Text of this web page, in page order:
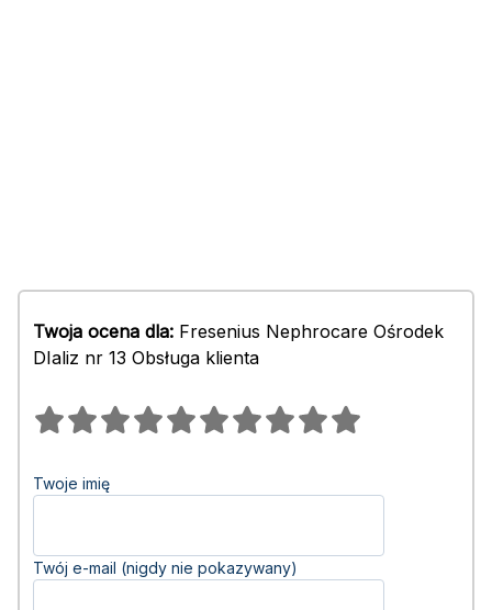
Twoja ocena dla: Fresenius Nephrocare Ośrodek
DIaliz nr 13 Obsługa klienta
Twoje imię
Twój e-mail (nigdy nie pokazywany)